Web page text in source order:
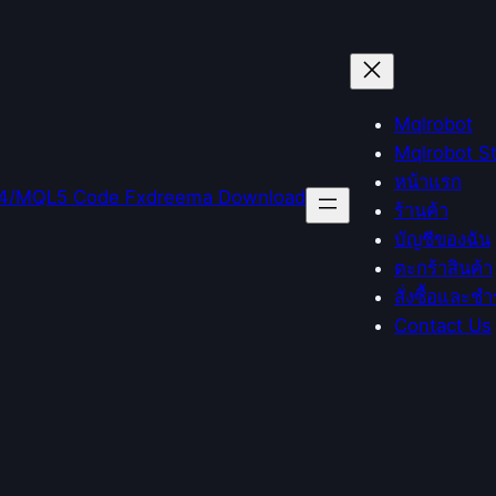
Mqlrobot
Mqlrobot
หน้าแรก
ร้านค้า
บัญชีของฉัน
ตะกร้าสินค้า
สั่งซื้อและชำ
Contact Us